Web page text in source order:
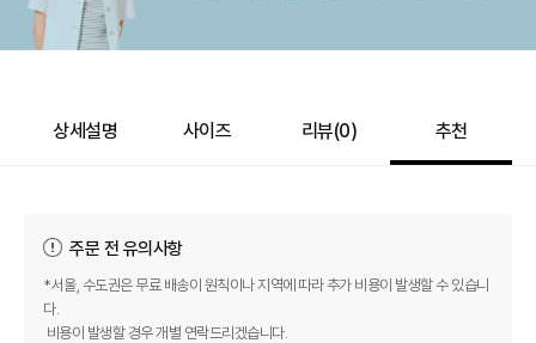
상세설명 사이즈 리뷰(0) 추천
주문 전 유의사항
*서울, 수도권은 무료 배송이 원칙이나 지역에 따라 추가 비용이 발생할 수 있습니
다.
비용이 발생할 경우 개별 연락드리겠습니다.